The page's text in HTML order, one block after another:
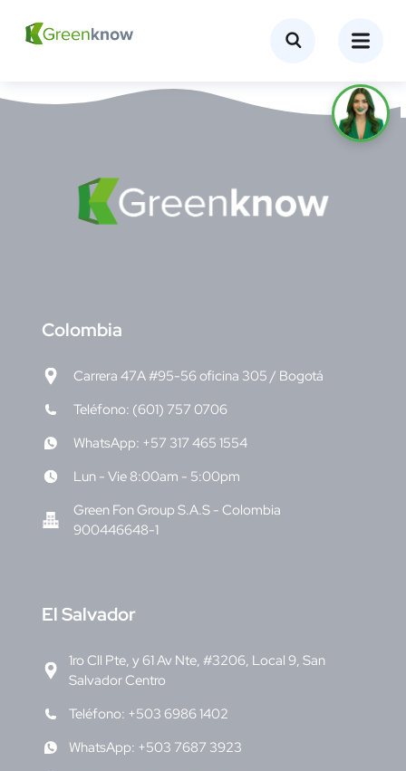
Colombia
Carrera 47A #95-56 oficina 305 / Bogotá
Teléfono: (601) 757 0706
WhatsApp: +57 317 465 1554
Lun - Vie 8:00am - 5:00pm
Green Fon Group S.A.S - Colombia
900446648-1
El Salvador
1ro Cll Pte, y 61 Av Nte, #3206, Local 9, San
Salvador Centro
Teléfono: +503 6986 1402
WhatsApp: +503 7687 3923